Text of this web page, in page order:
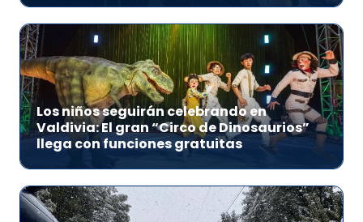
Los niños seguirán celebrando en
Valdivia: El gran “Circo de Dinosaurios”
llega con funciones gratuitas